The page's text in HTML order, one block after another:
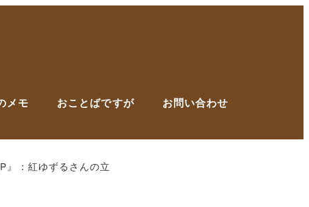
メモ おことばですが お問い合わせ
』：紅ゆずるさんの立